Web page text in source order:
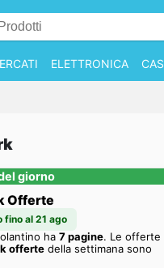
ELETTRONICA
giorno
Offerte
fino al 21 ago
ha 7 pagine. Le offerte
offertedella settimana sono